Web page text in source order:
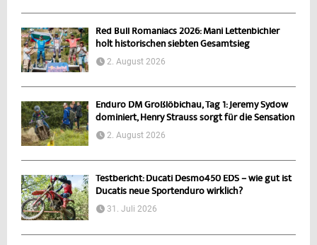
Red Bull Romaniacs 2026: Mani Lettenbichler
holt historischen siebten Gesamtsieg
2. August 2026
Enduro DM Großlöbichau, Tag 1: Jeremy Sydow
dominiert, Henry Strauss sorgt für die Sensation
2. August 2026
Testbericht: Ducati Desmo450 EDS – wie gut ist
Ducatis neue Sportenduro wirklich?
31. Juli 2026